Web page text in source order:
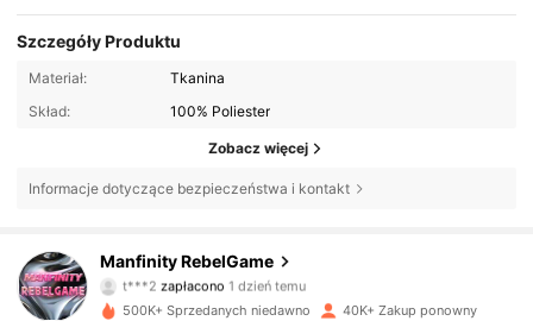
Szczegóły Produktu
Materiał:
Tkanina
Skład:
100% Poliester
Zobacz więcej
Informacje dotyczące bezpieczeństwa i kontakt
Manfinity RebelGame
4,79
49K Obserwujący
t***2 zapłacono 1 dzień temu
f***ezaobserwował(-a)1 godzin(y) temu
500K+ Sprzedanych niedawno 40K+ Zakup ponowny